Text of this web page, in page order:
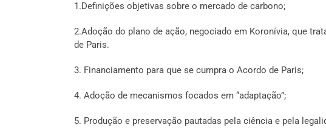
1.Definições objetivas sobre o mercado de carbono;
2.Adoção do plano de ação, negociado em Koronívia, que
de Paris.
3. Financiamento para que se cumpra o Acordo de Paris;
4. Adoção de mecanismos focados em “adaptação”;
5. Produção e preservação pautadas pela ciência e pela